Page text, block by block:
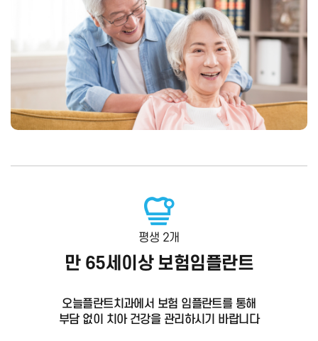
평생 2개
만 65세이상 보험임플란트
오늘플란트치과에서 보험 임플란트를 통해
부담 없이 치아 건강을 관리하시기 바랍니다